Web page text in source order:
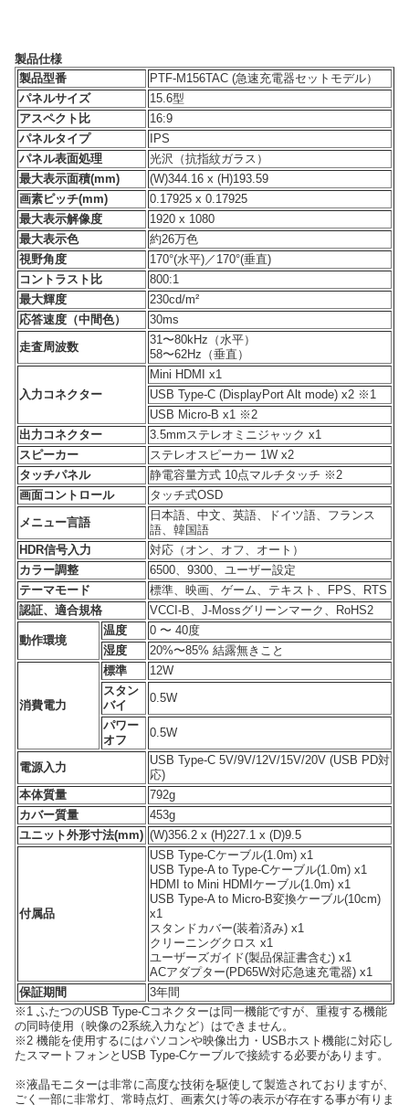
製品仕様
製品型番
PTF-M156TAC (急速充電器セットモデル）
パネルサイズ
15.6型
アスペクト比
16:9
パネルタイプ
IPS
パネル表面処理
光沢（抗指紋ガラス）
最大表示面積(mm)
(W)344.16 x (H)193.59
画素ピッチ(mm)
0.17925 x 0.17925
最大表示解像度
1920 x 1080
最大表示色
約26万色
視野角度
170°(水平)／170°(垂直)
コントラスト比
800:1
最大輝度
230cd/m²
応答速度（中間色）
30ms
走査周波数
31〜80kHz（水平）
58〜62Hz（垂直）
入力コネクター
Mini HDMI x1
USB Type-C (DisplayPort Alt mode) x2 ※1
USB Micro-B x1 ※2
出力コネクター
3.5mmステレオミニジャック x1
スピーカー
ステレオスピーカー 1W x2
タッチパネル
静電容量方式 10点マルチタッチ ※2
画面コントロール
タッチ式OSD
メニュー言語
日本語、中文、英語、ドイツ語、フランス
語、韓国語
HDR信号入力
対応（オン、オフ、オート）
カラー調整
6500、9300、ユーザー設定
テーマモード
標準、映画、ゲーム、テキスト、FPS、RTS
認証、適合規格
VCCI-B、J-Mossグリーンマーク、RoHS2
動作環境
温度
0 〜 40度
湿度
20%〜85% 結露無きこと
消費電力
標準
12W
スタン
バイ
0.5W
パワー
オフ
0.5W
電源入力
USB Type-C 5V/9V/12V/15V/20V (USB PD対
応)
本体質量
792g
カバー質量
453g
ユニット外形寸法(mm) (W)356.2 x (H)227.1 x (D)9.5
付属品
USB Type-Cケーブル(1.0m) x1
USB Type-A to Type-Cケーブル(1.0m) x1
HDMI to Mini HDMIケーブル(1.0m) x1
USB Type-A to Micro-B変換ケーブル(10cm)
x1
スタンドカバー(装着済み) x1
クリーニングクロス x1
ユーザーズガイド(製品保証書含む) x1
ACアダプター(PD65W対応急速充電器) x1
保証期間
3年間
※1 ふたつのUSB Type-Cコネクターは同一機能ですが、重複する機能
の同時使用（映像の2系統入力など）はできません。
※2 機能を使用するにはパソコンや映像出力・USBホスト機能に対応し
たスマートフォンとUSB Type-Cケーブルで接続する必要があります。
※液晶モニターは非常に高度な技術を駆使して製造されておりますが、
ごく一部に非常灯、常時点灯、画素欠け等の表示が存在する事が有りま